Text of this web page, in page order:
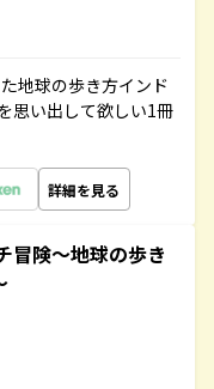
地球の歩き方インド
思い出して欲しい1冊
詳細を見る
冒険～地球の歩き